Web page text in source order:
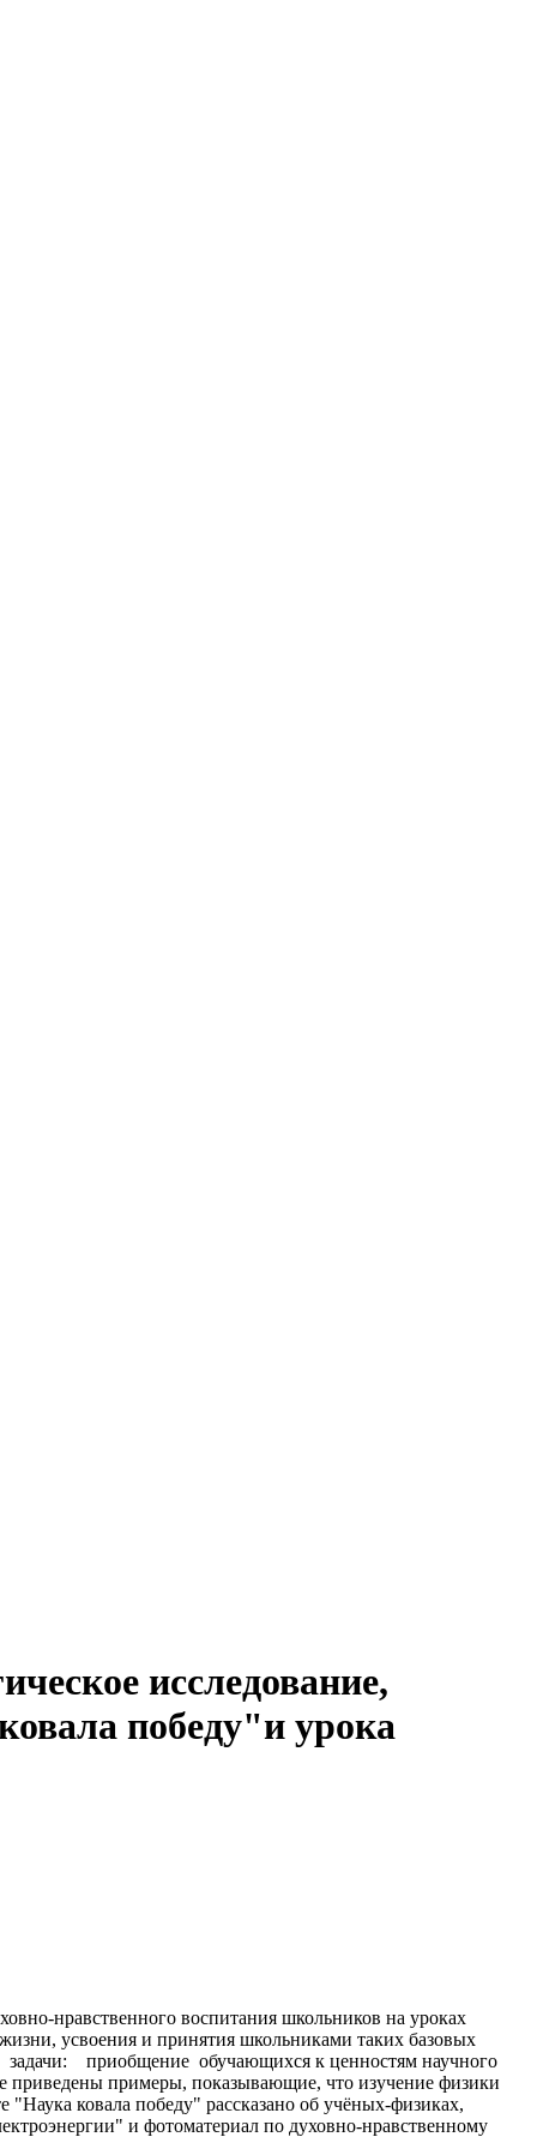
исследование,
победу"и урока
нравственного воспитания школьников на уроках
усвоения и принятия школьниками таких базовых
задачи: приобщение обучающихся к ценностям научного
приведены примеры, показывающие, что изучение физики
"Наука ковала победу" рассказано об учёных-физиках,
и фотоматериал по духовно-нравственному